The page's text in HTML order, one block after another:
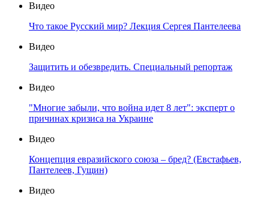
Видео
Что такое Русский мир? Лекция Сергея Пантелеева
Видео
Защитить и обезвредить. Специальный репортаж
Видео
"Многие забыли, что война идет 8 лет": эксперт о
причинах кризиса на Украине
Видео
Концепция евразийского союза – бред? (Евстафьев,
Пантелеев, Гущин)
Видео